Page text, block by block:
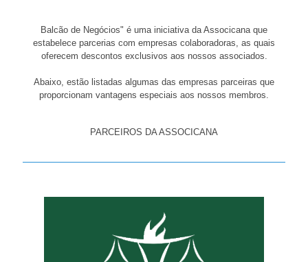
Balcão de Negócios" é uma iniciativa da Associcana que
estabelece parcerias com empresas colaboradoras, as quais
oferecem descontos exclusivos aos nossos associados.
Abaixo, estão listadas algumas das empresas parceiras que
proporcionam vantagens especiais aos nossos membros.
PARCEIROS DA ASSOCICANA